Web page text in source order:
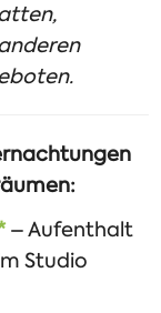
– Aufenthalt
Studio